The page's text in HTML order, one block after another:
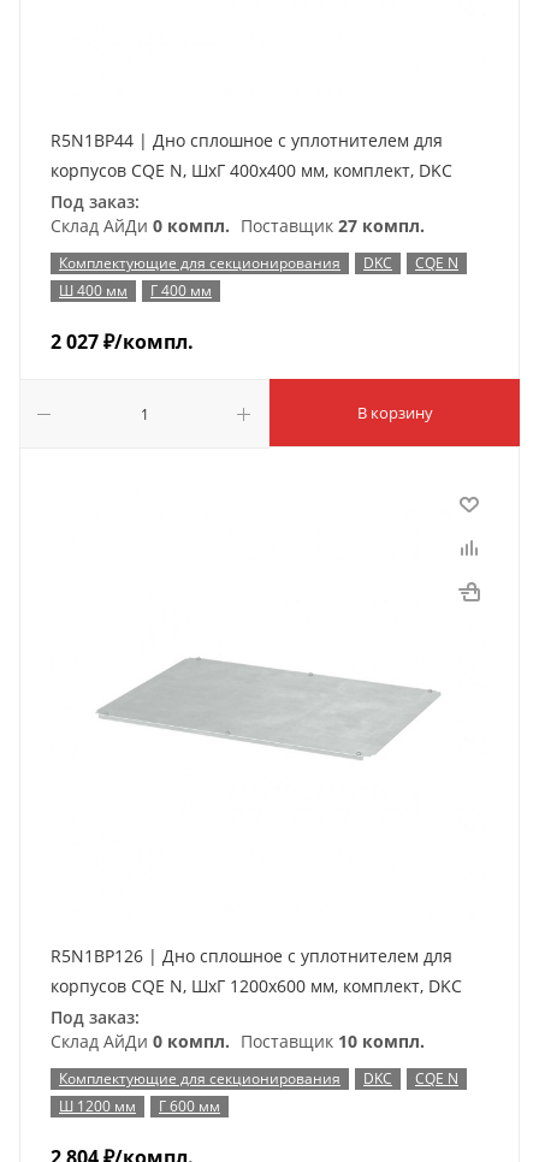
R5N1BP44 | Дно сплошное с уплотнителем для
корпусов CQE N, ШхГ 400х400 мм, комплект, DKC
Под заказ:
Склад АйДи 0 компл. Поставщик 27 компл.
Комплектующие для секционирования DKC
CQE N
Ш 400 мм
Г 400 мм
2 027₽/компл.
В корзину
R5N1BP126 | Дно сплошное с уплотнителем для
корпусов CQE N, ШхГ 1200х600 мм, комплект, DKC
Под заказ:
Склад АйДи 0 компл. Поставщик 10 компл.
Комплектующие для секционирования DKC
CQE N
Ш 1200 мм
Г 600 мм